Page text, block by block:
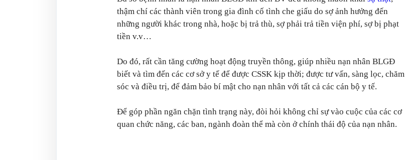
thậm chí các thành viên trong gia đình cố tình che giấu do sợ ảnh hưởng đến
những người khác trong nhà, hoặc bị trả thù, sợ phải trả tiền viện phí, sợ bị phạt
tiền v.v…
Do đó, rất cần tăng cường hoạt động truyền thông, giúp nhiều nạn nhân BLGĐ
biết và tìm đến các cơ sở y tế để được CSSK kịp thời; được tư vấn, sàng lọc, chăm
sóc và điều trị, để đảm bảo bí mật cho nạn nhân với tất cả các cán bộ y tế.
Để góp phần ngăn chặn tình trạng này, đòi hỏi không chỉ sự vào cuộc của các cơ
quan chức năng, các ban, ngành đoàn thể mà còn ở chính thái độ của nạn nhân.